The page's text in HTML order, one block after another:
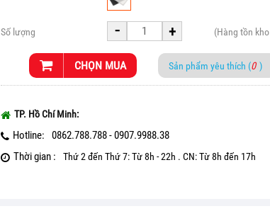
Số lượng - + (Hàng tồn kho
CHỌN MUA Sản phẩm yêu thích (0 )
TP. Hồ Chí Minh:
Hotline:
0862.788.788 - 0907.9988.38
Thời gian :
Thứ 2 đến Thứ 7: Từ 8h - 22h . CN: Từ 8h đến 17h